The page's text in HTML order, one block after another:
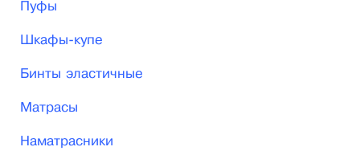
Пуфы
Шкафы-купе
Бинты эластичные
Матрасы
Наматрасники